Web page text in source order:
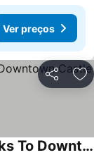
Ver preços
Partilhar
Luxury & Family Friendly- 2 Blocks To Downtown Castle Rock! Close To Trails!